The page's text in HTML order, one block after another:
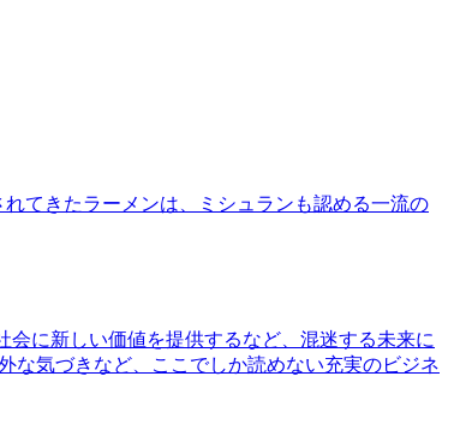
てきたラーメンは、ミシュランも認める一流の
に新しい価値を提供するなど、混迷する未来に
な気づきなど、ここでしか読めない充実のビジネ